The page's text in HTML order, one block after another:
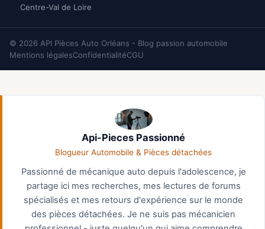
Centre-Val de Loire
© 2026 API Pièces Auto Orléans - Blog passion automobile
Mentions légalesConfidentialitéCGU
Api-Pieces Passionné
Blogueur Automobile & Pièces détachées
Passionné de mécanique auto depuis l'adolescence, je
partage ici mes recherches, mes lectures de forums
spécialisés et mes retours d'expérience sur le monde
des pièces détachées. Je ne suis pas mécanicien